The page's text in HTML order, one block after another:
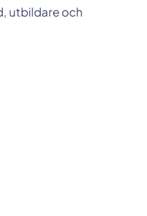
utbildare och